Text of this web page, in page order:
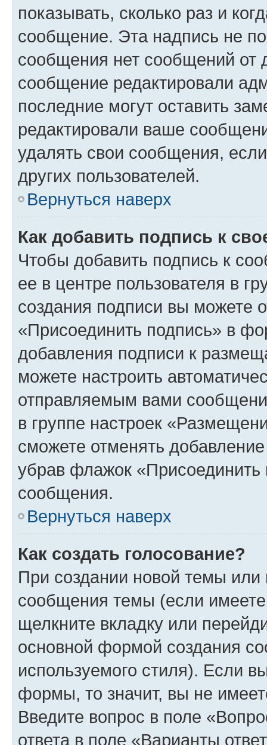
показывать, сколько раз и
сообщение. Эта надпись не
сообщения нет сообщений от
сообщение редактировали
последние могут оставить
редактировали ваше
удалять свои сообщения,
других пользователей.
Вернуться наверх
Как добавить подпись к
Чтобы добавить подпись к
ее в центре пользователя в
создания подписи вы можете
«Присоединить подпись» в
добавления подписи к
можете настроить
отправляемым вами
в группе настроек
сможете отменять
убрав флажок
сообщения.
Вернуться наверх
Как создать голосование?
При создании новой темы или
сообщения темы (если
щелкните вкладку или
основной формой создания
используемого стиля). Если
формы, то значит, вы не
Введите вопрос в поле
ответа в поле «Варианты